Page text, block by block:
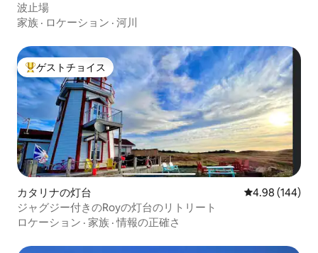
波止場
家族 · ロケーション · 河川
大好評のゲストチョイスです。
ゲストチョイス
カタリナの灯台 レビュー144
4.98 (144)
ジャグジー付きのRoyの灯台のリトリート
ロケーション · 家族 ·情報の正確さ